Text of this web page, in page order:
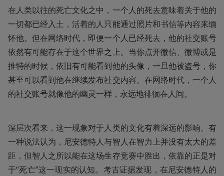
在人类以往的死亡文化之中，一个人的死去意味着关于他的
一切都已经入土，活着的人只能通过照片和书信等内容来缅
怀他。但在网络时代，即便一个人已经死去，他的社交账号
依然有可能存在于这个世界之上。当你点开微信、微博或是
推特的时候，依旧有可能看到他的头像，一旦他被盗号，你
甚至可以看到他在继续发布社交内容。在网络时代，一个人
的社交账号就像他的幽灵一样，永远地徘徊在人间。
深层次看来，这一现象对于人类的文化有着深远的影响。有
一种说法认为，尼安德特人与智人在智力上并没有太大的差
距，但智人之所以能在这场生存竞赛中胜出，依靠的正是对
于“死亡”这一现实的认知。考古证据发现，在尼安德特人的